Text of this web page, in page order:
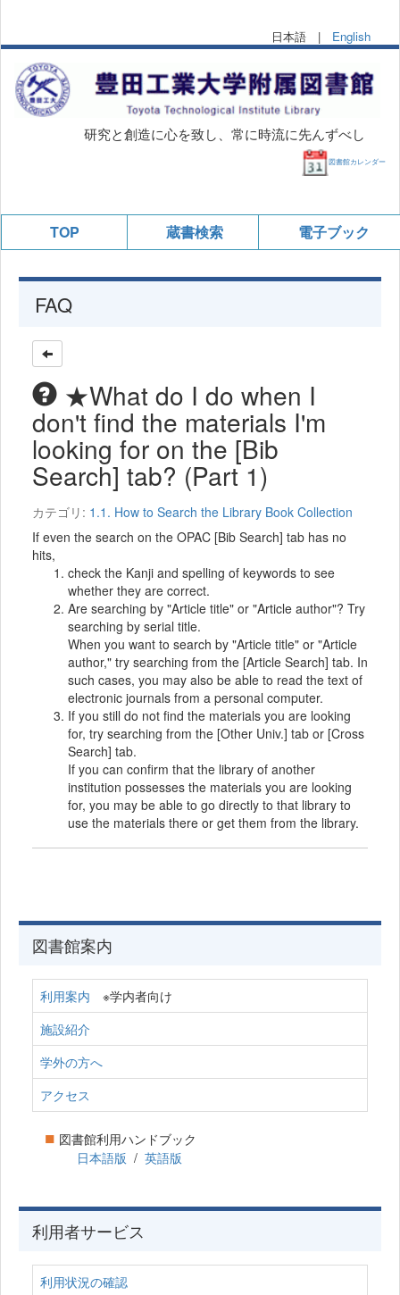
日本語 | English
研究と創造に心を致し、常に時流に先んずべし
図書館カレンダー
TOP 蔵書検索 電子ブック
FAQ
★What do I do when I
don't find the materials I'm
looking for on the [Bib
Search] tab? (Part 1)
カテゴリ: 1.1. How to Search the Library Book Collection
If even the search on the OPAC [Bib Search] tab has no
hits,
check the Kanji and spelling of keywords to see
whether they are correct.
Are searching by "Article title" or "Article author"? Try
searching by serial title.
When you want to search by "Article title" or "Article
author," try searching from the [Article Search] tab. In
such cases, you may also be able to read the text of
electronic journals from a personal computer.
If you still do not find the materials you are looking
for, try searching from the [Other Univ.] tab or [Cross
Search] tab.
If you can confirm that the library of another
institution possesses the materials you are looking
for, you may be able to go directly to that library to
use the materials there or get them from the library.
図書館案内
利用案内 ※学内者向け
施設紹介
学外の方へ
アクセス
■ 図書館利用ハンドブック
日本語版 / 英語版
利用者サービス
利用状況の確認